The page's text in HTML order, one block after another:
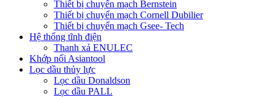
Thiết bị chuyển mạch Bernstein
Thiết bị chuyển mạch Cornell Dubilier
Thiết bị chuyển mạch Gsee- Tech
Hệ thống tĩnh điện
Thanh xả ENULEC
Khớp nối Asiantool
Lọc dầu thủy lực
Lọc dầu Donaldson
Lọc dầu PALL